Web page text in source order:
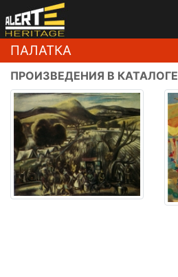
ПАЛАТКА
ПРОИЗВЕДЕНИЯ В КАТАЛОГЕ